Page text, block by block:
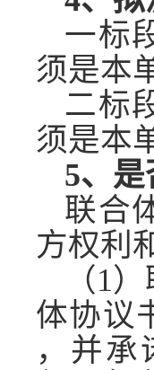
一标
须是本
二标
须是本
5、
联合
方权利
（1
体协议
，并承